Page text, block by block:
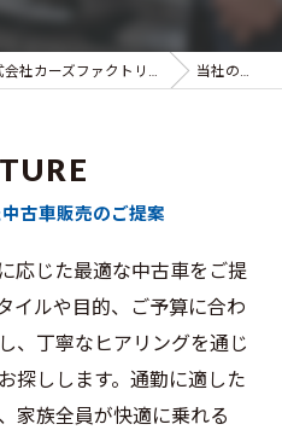
宮城県仙台市で中古車なら株式会社カーズファクトリーワタナベ 当社の特徴
古車販売のご提案
応じた最適な中古車をご提
イルや目的、ご予算に合わ
、丁寧なヒアリングを通じ
探しします。通勤に適した
家族全員が快適に乗れる